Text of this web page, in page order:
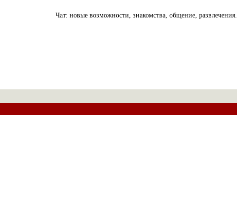
Чат: новые возможности, знакомства, общение, развлечения.